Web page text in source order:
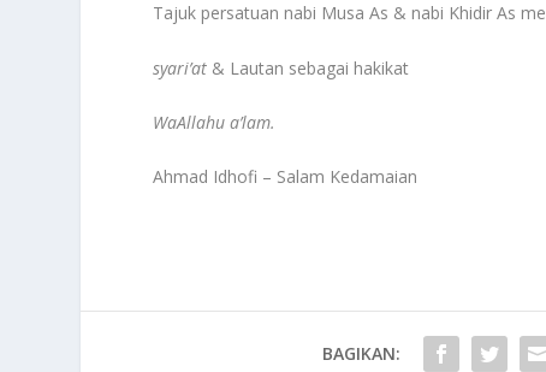
Tajuk persatuan nabi Musa As & nabi Khidir As
syari’at & Lautan sebagai hakikat
WaAllahu a’lam.
Ahmad Idhofi – Salam Kedamaian
BAGIKAN: